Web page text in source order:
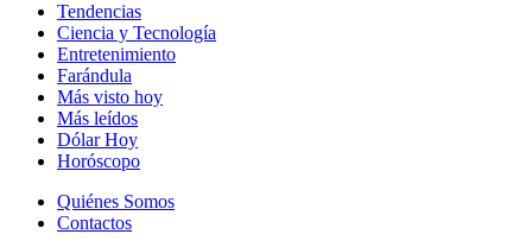
Tendencias
Ciencia y Tecnología
Entretenimiento
Farándula
Más visto hoy
Más leídos
Dólar Hoy
Horóscopo
Quiénes Somos
Contactos